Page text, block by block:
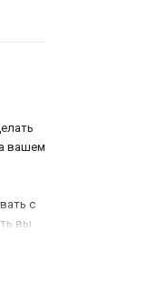
вашем
с
вы